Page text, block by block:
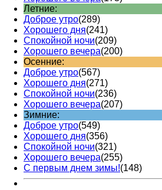
Летние:
Доброе утро(289)
Хорошего дня(241)
Спокойной ночи(209)
Хорошего вечера(200)
Осенние:
Доброе утро(567)
Хорошего дня(271)
Спокойной ночи(236)
Хорошего вечера(207)
Зимние:
Доброе утро(549)
Хорошего дня(356)
Спокойной ночи(321)
Хорошего вечера(255)
С первым днем зимы!(148)